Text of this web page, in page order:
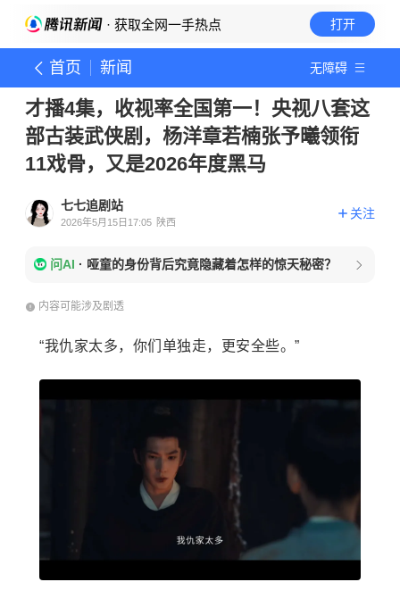
· 获取全网一手热点 打开
首页 新闻 无障碍
才播4集，收视率全国第一！央视八套这
部古装武侠剧，杨洋章若楠张予曦领衔
11戏骨，又是2026年度黑马
七七追剧站
2026年5月15日17:05 陕西
关注
问AI · 哑童的身份背后究竟隐藏着怎样的惊天秘密？
内容可能涉及剧透
“我仇家太多，你们单独走，更安全些。”